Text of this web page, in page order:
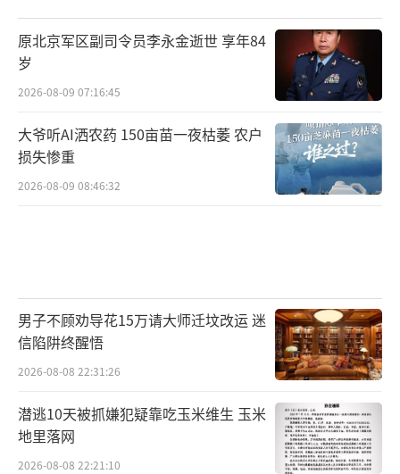
原北京军区副司令员李永金逝世 享年84
岁
2026-08-09 07:16:45
大爷听AI洒农药 150亩苗一夜枯萎 农户
损失惨重
2026-08-09 08:46:32
男子不顾劝导花15万请大师迁坟改运 迷
信陷阱终醒悟
2026-08-08 22:31:26
潜逃10天被抓嫌犯疑靠吃玉米维生 玉米
地里落网
2026-08-08 22:21:10